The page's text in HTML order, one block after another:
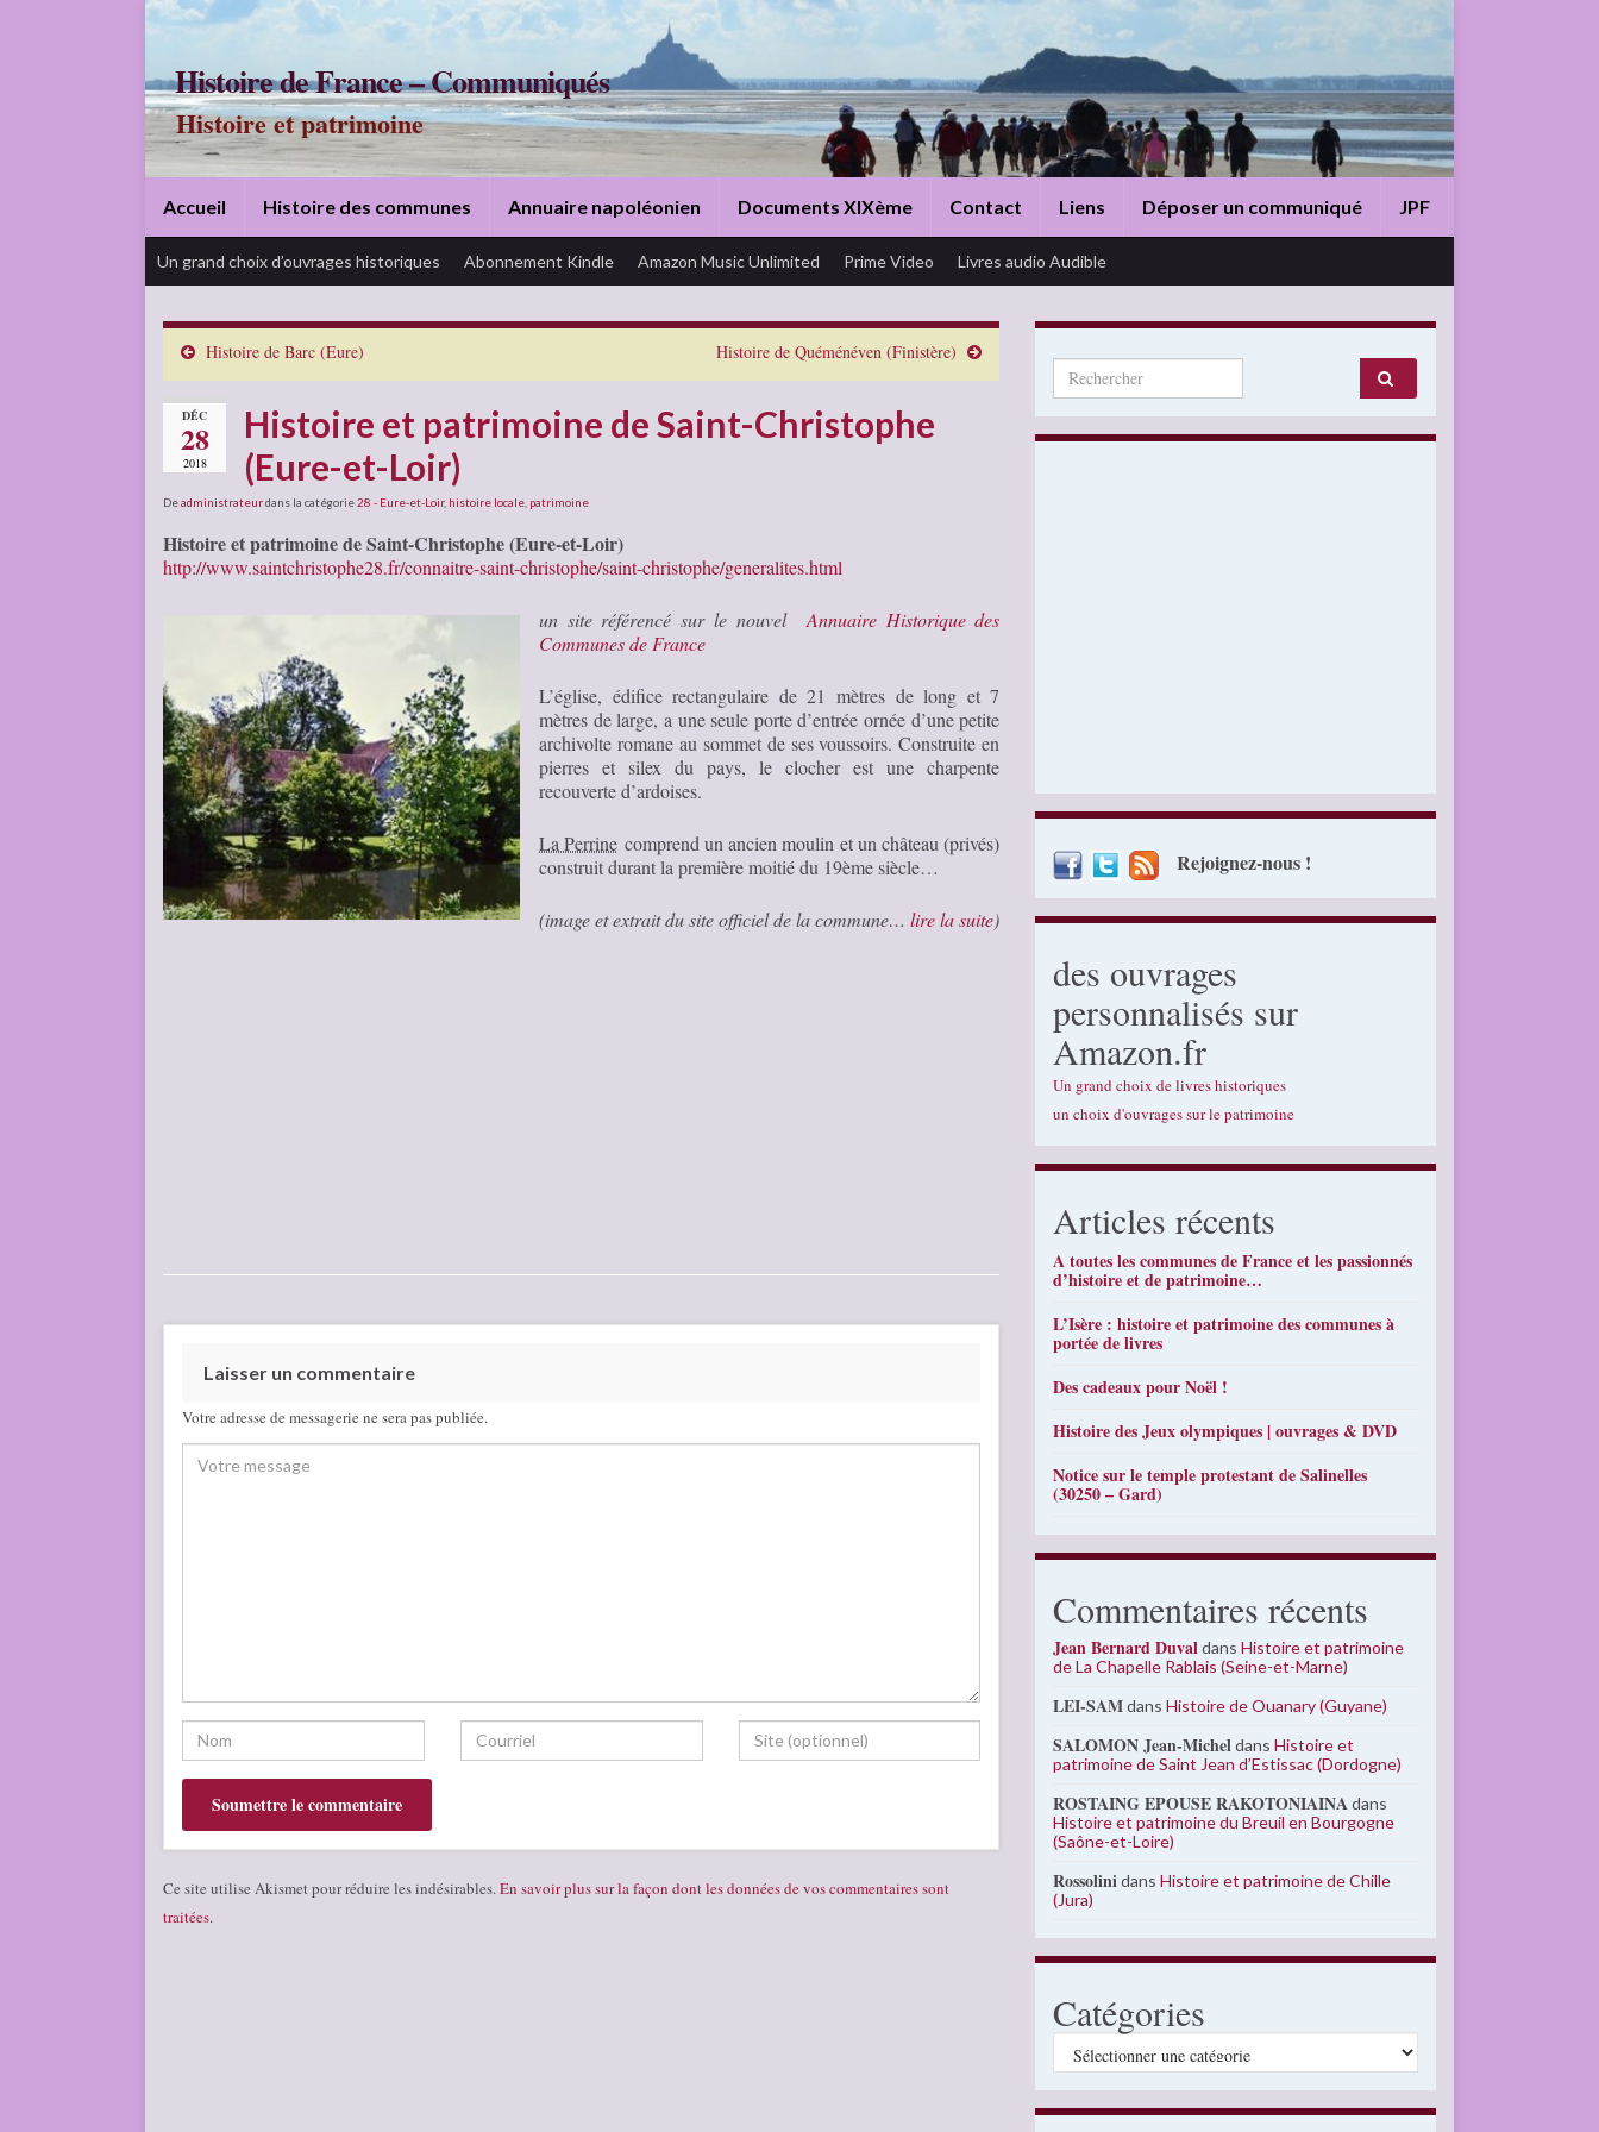
Histoire de France – Communiqués
Histoire et patrimoine
Accueil Histoire des communes Annuaire napoléonien Documents XIXème Contact Liens Déposer un communiqué JPF
Un grand choix d’ouvrages historiques Abonnement Kindle Amazon Music Unlimited Prime Video Livres audio Audible
Histoire de Barc (Eure) Histoire de Quéménéven (Finistère)
DÉC
28
2018
Histoire et patrimoine de Saint-Christophe
(Eure-et-Loir)
Deadministrateurdans la catégorie28 - Eure-et-Loir, histoire locale patrimoine
Histoire et patrimoine de Saint-Christophe (Eure-et-Loir)
http://www.saintchristophe28.fr/connaitre-saint-christophe/saint-christophe/generalites.html
un site référencé sur le nouvel Annuaire Historique des
Communes de France
L’église, édifice rectangulaire de 21 mètres de long et 7
mètres de large, a une seule porte d’entrée ornée d’une petite
archivolte romane au sommet de ses voussoirs. Construite en
pierres et silex du pays, le clocher est une charpente
recouverte d’ardoises.
La Perrine comprend un ancien moulin et un château (privés)
construit durant la première moitié du 19ème siècle…
(image et extrait du site officiel de la commune… lire la suite)
Laisser un commentaire
Votre adresse de messagerie ne sera pas publiée.
Ce site utilise Akismet pour réduire les indésirables. En savoir plus sur la façon dont les données de vos commentaires sont
traitées.
Search for:
Rejoignez-nous !
des ouvrages
personnalisés sur
Amazon.fr
Un grand choix de livres historiques
un choix d'ouvrages sur le patrimoine
Articles récents
A toutes les communes de France et les passionnés
d’histoire et de patrimoine…
L’Isère : histoire et patrimoine des communes à
portée de livres
Des cadeaux pour Noël !
Histoire des Jeux olympiques | ouvrages & DVD
Notice sur le temple protestant de Salinelles
(30250 – Gard)
Commentaires récents
Jean Bernard DuvaldansHistoire et patrimoine
de La Chapelle Rablais (Seine-et-Marne)
LEI-SAMdansHistoire de Ouanary (Guyane)
SALOMON Jean-MicheldansHistoire et
patrimoine de Saint Jean d’Estissac (Dordogne)
ROSTAING EPOUSE RAKOTONIAINAdans
Histoire et patrimoine du Breuil en Bourgogne
(Saône-et-Loire)
RossolinidansHistoire et patrimoine de Chille
(Jura)
Catégories
Catégories